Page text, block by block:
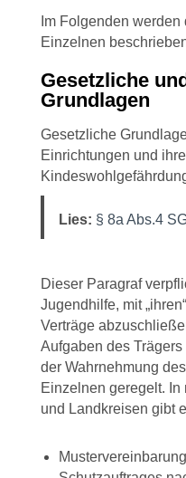
Im Folgenden
Einzelnen
Gesetzliche
Grundlagen
Gesetzliche
Einrichtungen und
Lies: § 8a Abs.4
Dieser Paragraf
Jugendhilfe, mit
Verträge
Aufgaben des
der Wahrnehmung
Einzelnen geregelt.
und Landkreisen gibt